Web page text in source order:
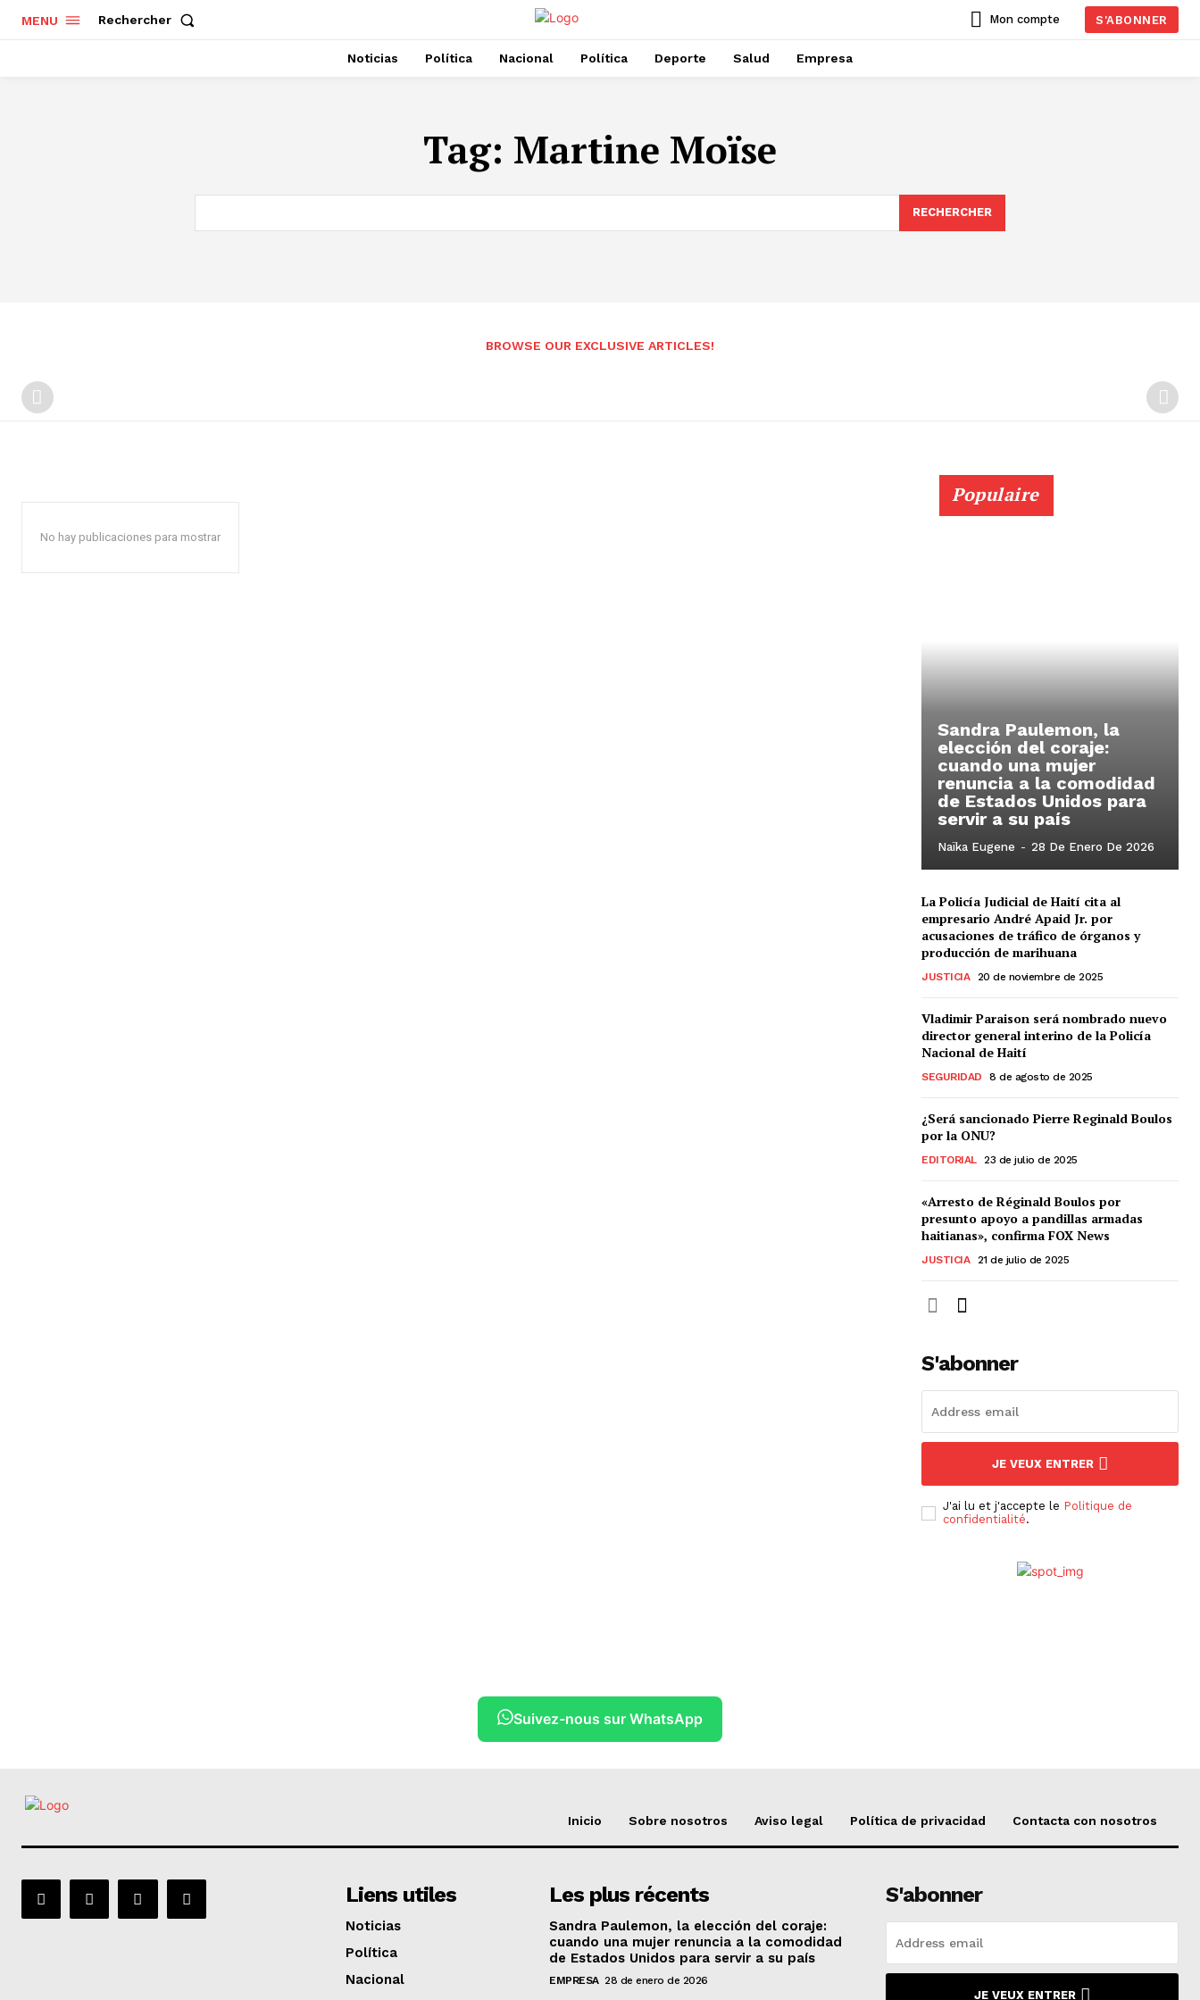
MENU Rechercher Mon compte S'ABONNER
Noticias Política Nacional Política Deporte Salud Empresa
Tag: Martine Moïse
RECHERCHER
BROWSE OUR EXCLUSIVE ARTICLES!
No hay publicaciones para mostrar
Populaire
Sandra Paulemon, la
elección del coraje:
cuando una mujer
renuncia a la comodidad
de Estados Unidos para
servir a su país
Naïka Eugene - 28 De Enero De 2026
La Policía Judicial de Haití cita al
empresario André Apaid Jr. por
acusaciones de tráfico de órganos y
producción de marihuana
JUSTICIA 20 de noviembre de 2025
Vladimir Paraison será nombrado nuevo
director general interino de la Policía
Nacional de Haití
SEGURIDAD 8 de agosto de 2025
¿Será sancionado Pierre Reginald Boulos
por la ONU?
EDITORIAL 23 de julio de 2025
«Arresto de Réginald Boulos por
presunto apoyo a pandillas armadas
haitianas», confirma FOX News
JUSTICIA 21 de julio de 2025
S'abonner
JE VEUX ENTRER
J'ai lu et j'accepte le Politique de
confidentialité.
Suivez-nous sur WhatsApp
Inicio Sobre nosotros Aviso legal Política de privacidad Contacta con nosotros
Liens utiles
Noticias
Política
Nacional
Les plus récents
Sandra Paulemon, la elección del coraje:
cuando una mujer renuncia a la comodidad
de Estados Unidos para servir a su país
EMPRESA 28 de enero de 2026
S'abonner
JE VEUX ENTRER